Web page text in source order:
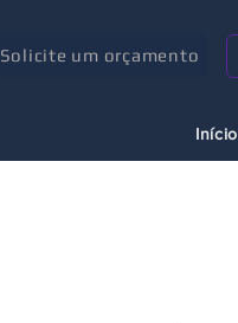
Solicite um orçamento
Início